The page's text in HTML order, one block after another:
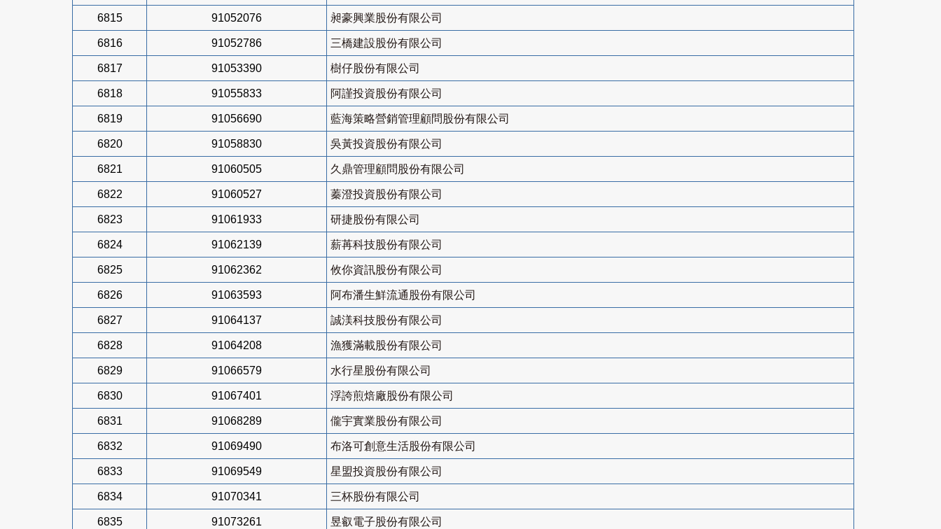
6815 91052076 昶豪興業股份有限公司
6816 91052786 三橋建設股份有限公司
6817 91053390 樹仔股份有限公司
6818 91055833 阿謹投資股份有限公司
6819 91056690 藍海策略營銷管理顧問股份有限公司
6820 91058830 吳黃投資股份有限公司
6821 91060505 久鼎管理顧問股份有限公司
6822 91060527 蓁澄投資股份有限公司
6823 91061933 研捷股份有限公司
6824 91062139 薪苒科技股份有限公司
6825 91062362 攸你資訊股份有限公司
6826 91063593 阿布潘生鮮流通股份有限公司
6827 91064137 誠渼科技股份有限公司
6828 91064208 漁獲滿載股份有限公司
6829 91066579 水行星股份有限公司
6830 91067401 浮誇煎焙廠股份有限公司
6831 91068289 儱宇實業股份有限公司
6832 91069490 布洛可創意生活股份有限公司
6833 91069549 星盟投資股份有限公司
6834 91070341 三杯股份有限公司
6835 91073261 昱叡電子股份有限公司